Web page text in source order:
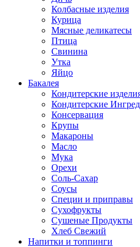
Колбасные изделия
Курица
Мясные деликатесы
Птица
Свинина
Утка
Яйцо
Бакалея
Кондитерские
Кондитерские
Консервация
Крупы
Макароны
Масло
Мука
Орехи
Соль-Сахар
Соусы
Специи и приправы
Сухофрукты
Сушеные Продукты
Хлеб Свежий
Напитки и топпинги